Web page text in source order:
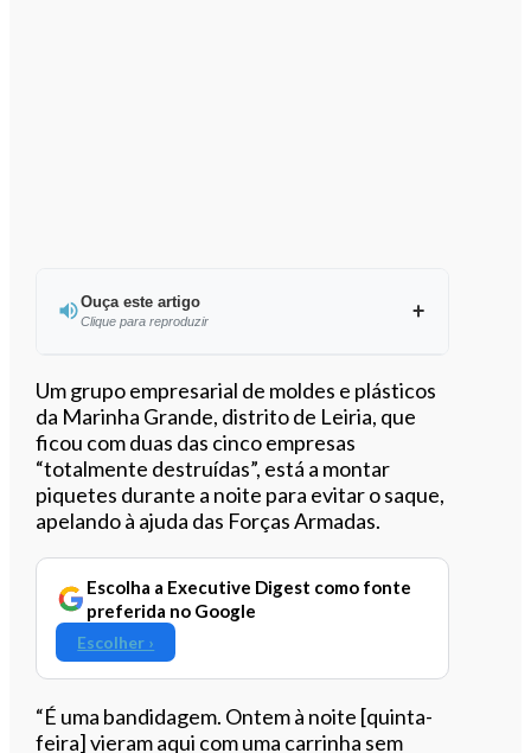
Ouça este artigo
Clique para reproduzir
Ouvir este artigo
Um grupo empresarial de moldes e plásticos
da Marinha Grande, distrito de Leiria, que
ficou com duas das cinco empresas
“totalmente destruídas”, está a montar
piquetes durante a noite para evitar o saque,
apelando à ajuda das Forças Armadas.
Escolha a Executive Digest como fonte
preferida no Google
Escolher ›
“É uma bandidagem. Ontem à noite [quinta-
feira] vieram aqui com uma carrinha sem